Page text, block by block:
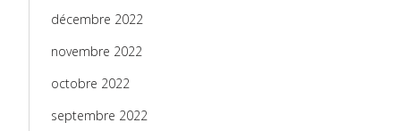
décembre 2022
novembre 2022
octobre 2022
septembre 2022